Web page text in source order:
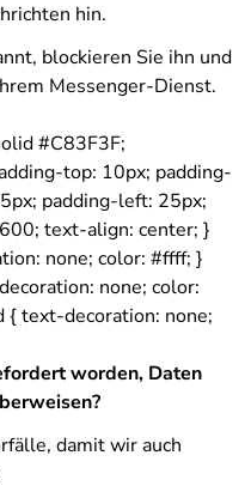
hin.
blockieren Sie ihn und
Messenger-Dienst.
#C83F3F;
top: 10px; padding-
padding-left: 25px;
text-align: center; }
none; color: #ffff; }
none; color:
{ text-decoration: none;
worden, Daten
damit wir auch